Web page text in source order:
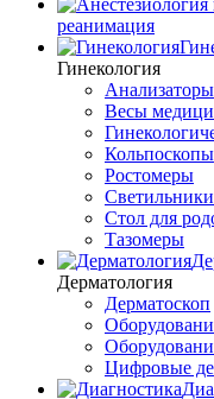
реанимация
Гинекология
Анализаторы
Весы
Кольпоскопы
Ростомеры
Стол для
Тазомеры
Дерматология
Дерматоскоп
Цифровые